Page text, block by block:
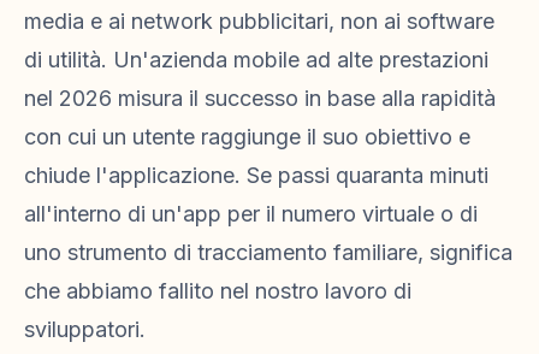
media e ai network pubblicitari, non ai software
di utilità. Un'azienda mobile ad alte prestazioni
nel 2026 misura il successo in base alla rapidità
con cui un utente raggiunge il suo obiettivo e
chiude l'applicazione. Se passi quaranta minuti
all'interno di un'app per il numero virtuale o di
uno strumento di tracciamento familiare, significa
che abbiamo fallito nel nostro lavoro di
sviluppatori.